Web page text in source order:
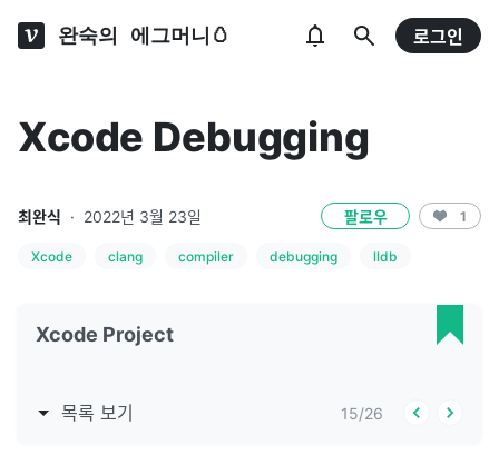
완숙의 에그머니🥚 로그인
Xcode Debugging
최완식 · 2022년 3월 23일 팔로우 1
Xcode clang compiler debugging lldb
Xcode Project
목록 보기 15/26